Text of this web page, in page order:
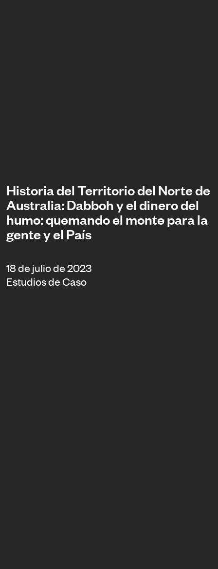
Historia del Territorio del Norte de
Australia: Dabboh y el dinero del
humo: quemando el monte para la
gente y el País
18 de julio de 2023
Estudios de Caso